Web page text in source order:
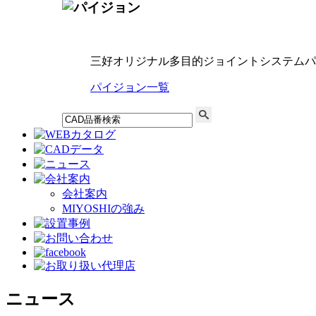
三好オリジナル多目的ジョイントシステム
パイジョン一覧
会社案内
MIYOSHIの強み
ニュース